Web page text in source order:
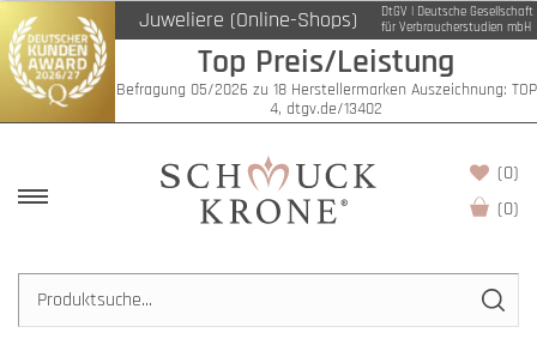
Juweliere (Online-Shops)
DtGV | Deutsche Gesellschaft
für Verbraucherstudien mbH
Top Preis/Leistung
Befragung 05/2026 zu 18 Herstellermarken Auszeichnung: TOP
4, dtgv.de/13402
(0)
(0)